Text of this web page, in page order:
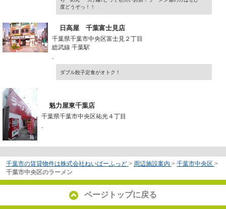
度どうぞっ！！
日高屋 千葉富士見店
千葉県千葉市中央区富士見２丁目
総武線 千葉駅
-
ダブル餃子定食がオトク！
魁力屋東千葉店
千葉県千葉市中央区祐光４丁目
-
千葉市の賃貸物件は株式会社ねいばーふっど > 周辺施設案内 > 千葉市中央区 >
千葉市中央区のラーメン
ページトップに戻る